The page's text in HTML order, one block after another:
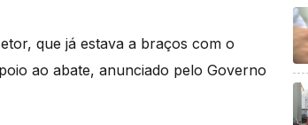
que já estava a braços com o
ao abate, anunciado pelo Governo